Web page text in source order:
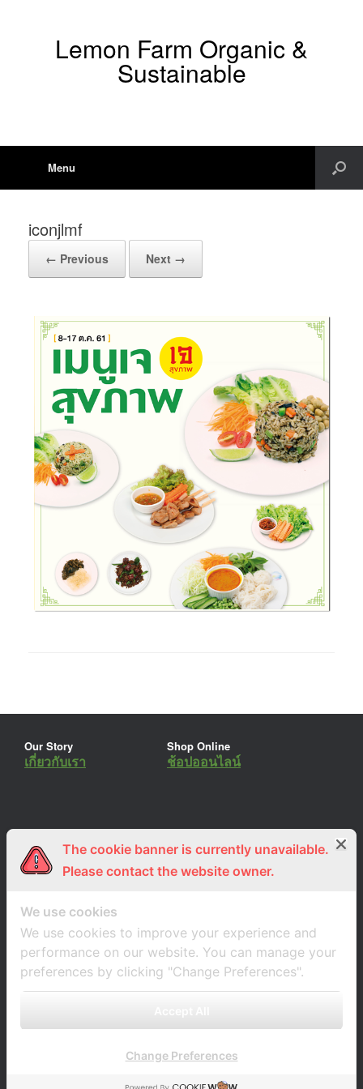
Lemon Farm Organic &
Sustainable
Menu
iconjlmf
← Previous Next →
Our Story
เกี่ยวกับเรา
Shop Online
ช้อปออนไลน์
ร่วมงานกับเรา
สมัครงาน
Lemon Farm Cafe
ร้านอาหารอินทรีย์
The cookie banner is currently unavailable.
Please contact the website owner.
We use cookies
We use cookies to improve your experience and
performance on our website. You can manage your
preferences by clicking "Change Preferences".
Change Preferences